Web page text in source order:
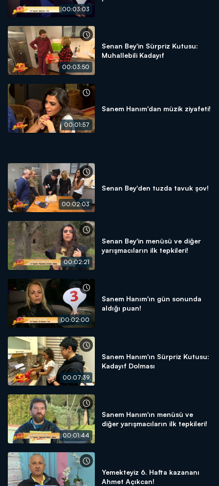
00:03:03
00:03:50
Senan Bey'in Sürpriz Kutusu:
Muhallebili Kadayıf
00:01:57
Sanem Hanım'dan müzik ziyafeti!
00:02:03
Senan Bey'den tuzda tavuk şov!
00:02:21
Senan Bey'in menüsü ve diğer
yarışmacıların ilk tepkileri!
00:02:00
Sanem Hanım'ın gün sonunda
aldığı puan!
00:07:39
Sanem Hanım'ın Sürpriz Kutusu:
Kadayıf Dolması
00:01:44
Sanem Hanım'ın menüsü ve
diğer yarışmacıların ilk tepkileri!
Yemekteyiz 6. Hafta kazananı
Ahmet Açıkcan!